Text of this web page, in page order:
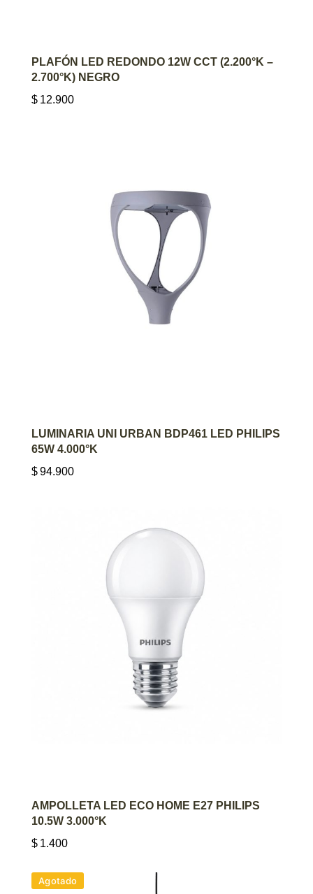
AGREGAR AL CARRITO
PLAFÓN LED REDONDO 12W CCT (2.200°K –
2.700°K) NEGRO
$ 12.900
AGREGAR AL CARRITO
LUMINARIA UNI URBAN BDP461 LED PHILIPS
65W 4.000°K
$94.900
AGREGAR AL CARRITO
AMPOLLETA LED ECO HOME E27 PHILIPS
10.5W 3.000°K
$ 1.400
Agotado